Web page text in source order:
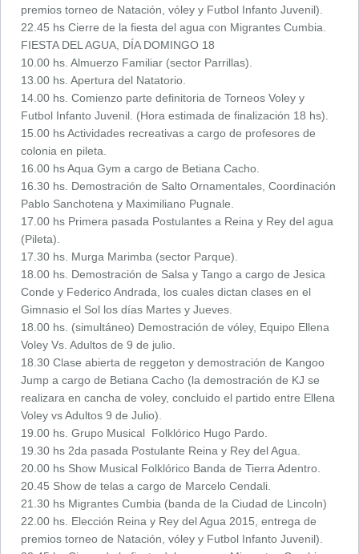
premios torneo de Natación, vóley y Futbol Infanto Juvenil).
22.45 hs Cierre de la fiesta del agua con Migrantes Cumbia.
FIESTA DEL AGUA, DÍA DOMINGO 18
10.00 hs. Almuerzo Familiar (sector Parrillas).
13.00 hs. Apertura del Natatorio.
14.00 hs. Comienzo parte definitoria de Torneos Voley y
Futbol Infanto Juvenil. (Hora estimada de finalización 18 hs).
15.00 hs Actividades recreativas a cargo de profesores de
colonia en pileta.
16.00 hs Aqua Gym a cargo de Betiana Cacho.
16.30 hs. Demostración de Salto Ornamentales, Coordinación
Pablo Sanchotena y Maximiliano Pugnale.
17.00 hs Primera pasada Postulantes a Reina y Rey del agua
(Pileta).
17.30 hs. Murga Marimba (sector Parque).
18.00 hs. Demostración de Salsa y Tango a cargo de Jesica
Conde y Federico Andrada, los cuales dictan clases en el
Gimnasio el Sol los días Martes y Jueves.
18.00 hs. (simultáneo) Demostración de vóley, Equipo Ellena
Voley Vs. Adultos de 9 de julio.
18.30 Clase abierta de reggeton y demostración de Kangoo
Jump a cargo de Betiana Cacho (la demostración de KJ se
realizara en cancha de voley, concluido el partido entre Ellena
Voley vs Adultos 9 de Julio).
19.00 hs. Grupo Musical Folklórico Hugo Pardo.
19.30 hs 2da pasada Postulante Reina y Rey del Agua.
20.00 hs Show Musical Folklórico Banda de Tierra Adentro.
20.45 Show de telas a cargo de Marcelo Cendali.
21.30 hs Migrantes Cumbia (banda de la Ciudad de Lincoln)
22.00 hs. Elección Reina y Rey del Agua 2015, entrega de
premios torneo de Natación, vóley y Futbol Infanto Juvenil).